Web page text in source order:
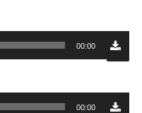
00:00
00:00